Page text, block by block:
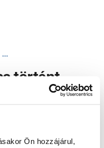
Ön hozzájárul,
történt